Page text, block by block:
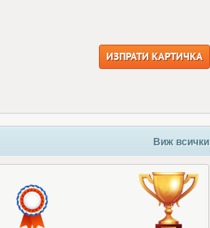
ИЗПРАТИ КАРТИЧКА
Виж всички